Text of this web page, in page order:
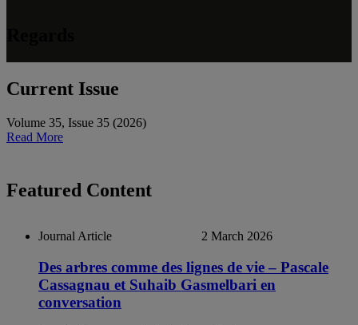
Current Issue
Volume 35, Issue 35 (2026)
Read More
Featured Content
Journal Article 2 March 2026
Des arbres comme des lignes de vie – Pascale
Cassagnau et Suhaib Gasmelbari en
conversation